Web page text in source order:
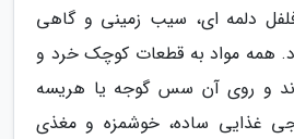
فلفل دلمه ای، سیب زمینی و گاهی
همه مواد به قطعات کوچک خرد و
و روی آن سس گوجه یا هریسه
غذایی ساده، خوشمزه و مغذی